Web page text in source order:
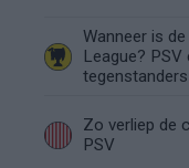
Wanneer is
League?
tegenstanders
Zo verliep de
PSV